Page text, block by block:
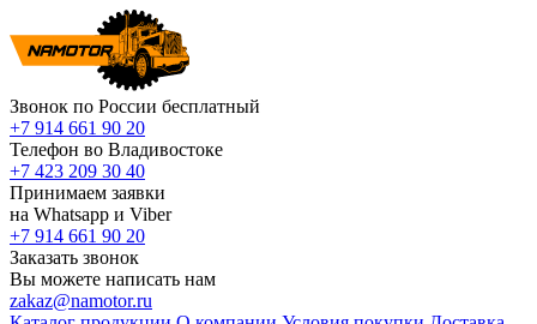
Звонок по России бесплатный
+7 914 661 90 20
Телефон во Владивостоке
+7 423 209 30 40
Принимаем заявки
на Whatsapp и Viber
+7 914 661 90 20
Заказать звонок
Вы можете написать нам
zakaz@namotor.ru